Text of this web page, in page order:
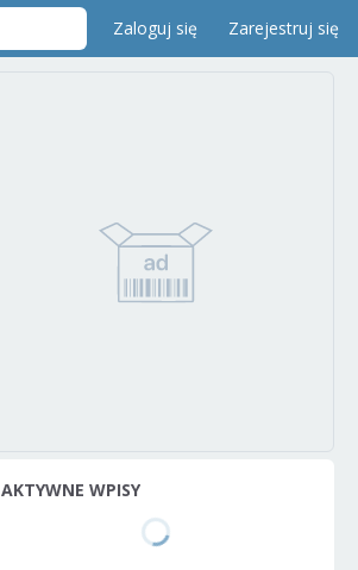
Zaloguj się Zarejestruj się
AKTYWNE WPISY